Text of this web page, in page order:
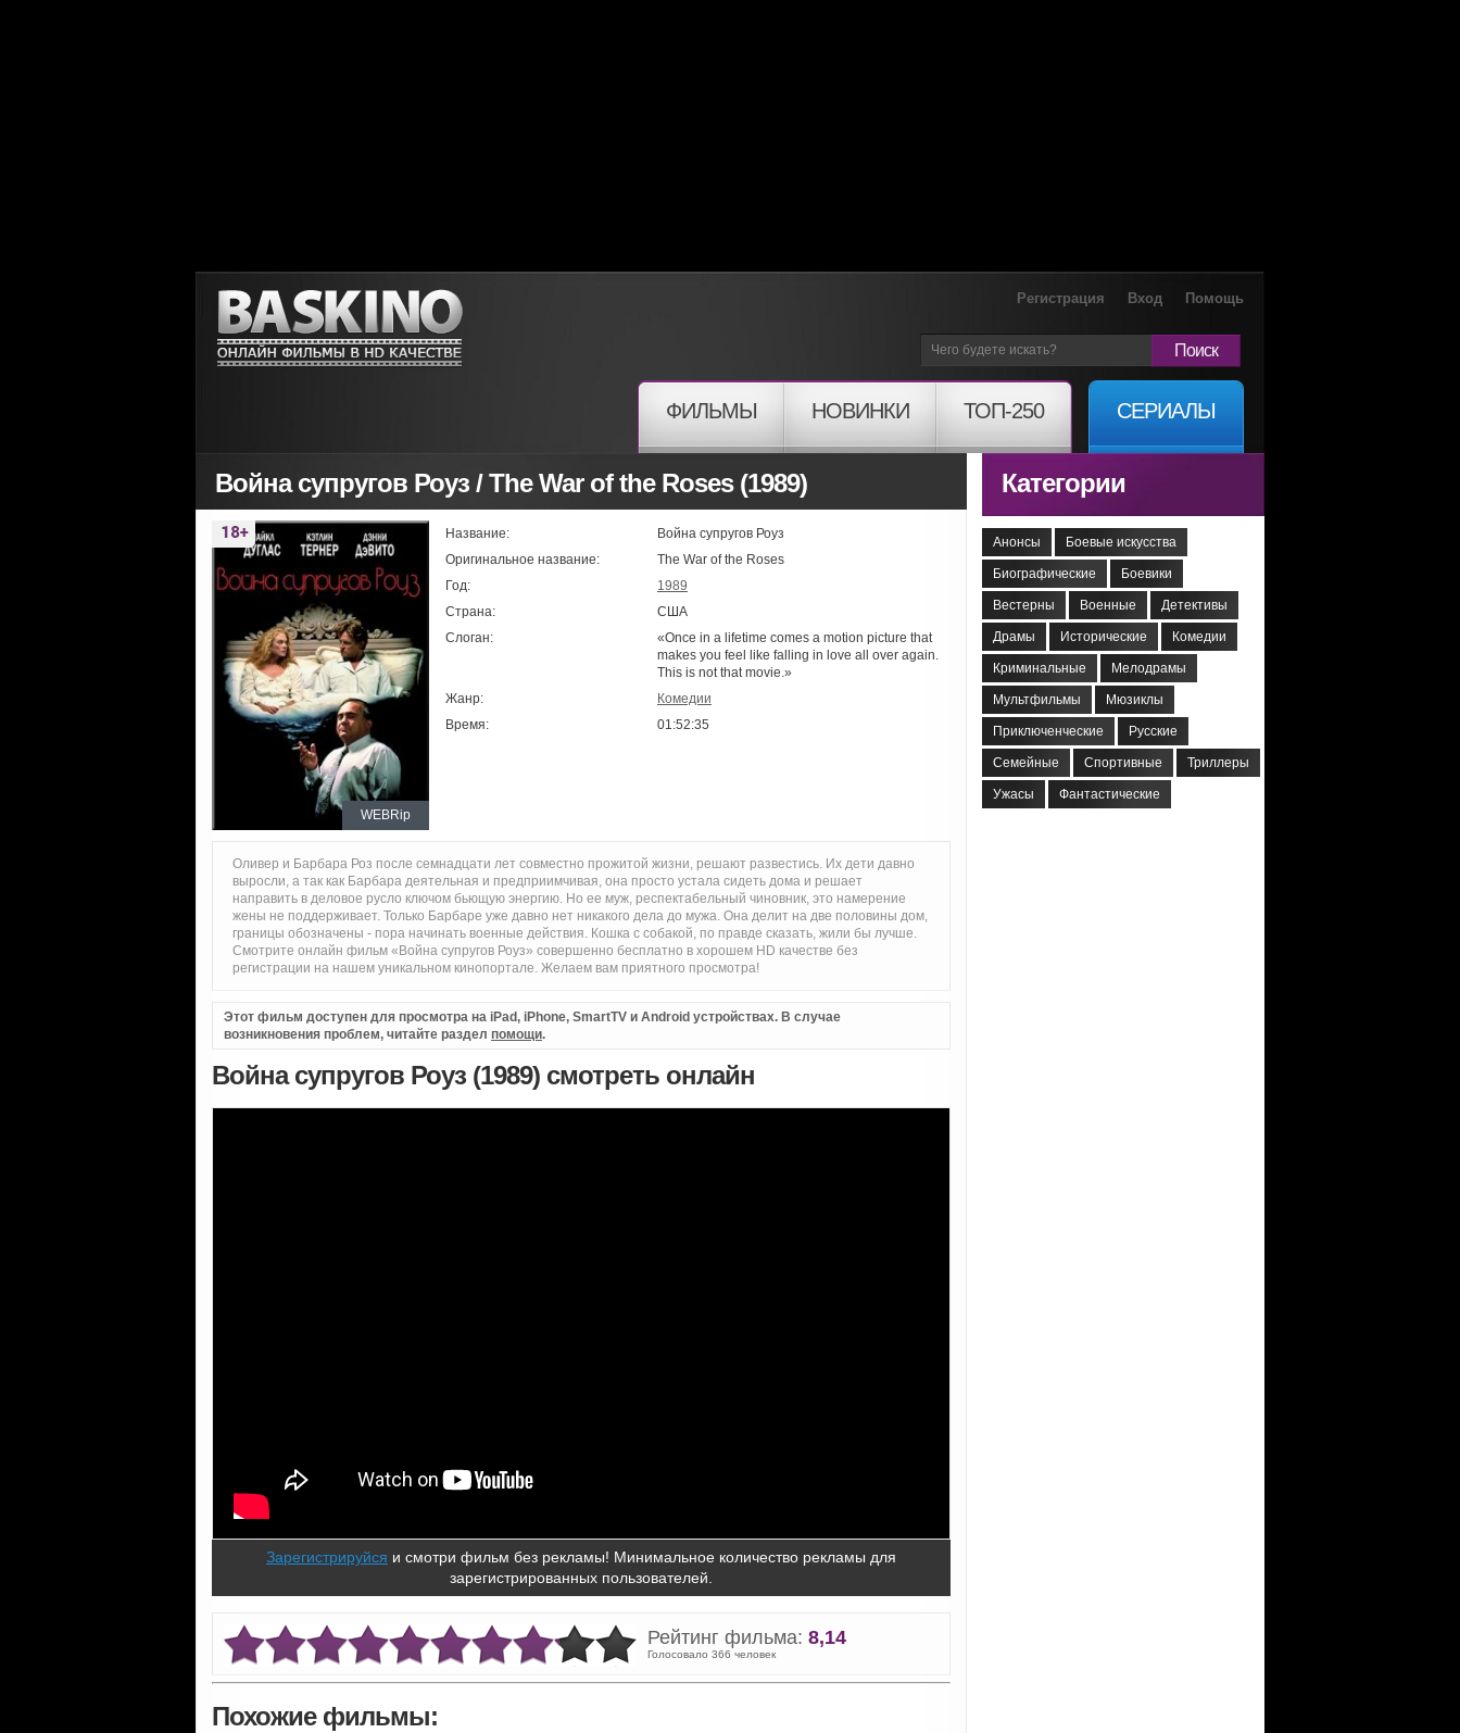
Регистрация Вход Помощь
Поиск
ФИЛЬМЫ НОВИНКИ ТОП-250 СЕРИАЛЫ
Война супругов Роуз / The War of the Roses (1989)
WEBRip
Название:
Война супругов Роуз
Оригинальное название:
The War of the Roses
Год:
1989
Страна:
США
Слоган:
«Once in a lifetime comes a motion picture that
makes you feel like falling in love all over again.
This is not that movie.»
Жанр:
Комедии
Время:
01:52:35
Оливер и Барбара Роз после семнадцати лет совместно прожитой жизни, решают развестись. Их дети давно
выросли, а так как Барбара деятельная и предприимчивая, она просто устала сидеть дома и решает
направить в деловое русло ключом бьющую энергию. Но ее муж, респектабельный чиновник, это намерение
жены не поддерживает. Только Барбаре уже давно нет никакого дела до мужа. Она делит на две половины дом,
границы обозначены - пора начинать военные действия. Кошка с собакой, по правде сказать, жили бы лучше.
Смотрите онлайн фильм «Война супругов Роуз» совершенно бесплатно в хорошем HD качестве без
регистрации на нашем уникальном кинопортале. Желаем вам приятного просмотра!
Этот фильм доступен для просмотра на iPad, iPhone, SmartTV и Android устройствах. В случае
возникновения проблем, читайте раздел помощи.
Война супругов Роуз (1989) смотреть онлайн
Зарегистрируйся и смотри фильм без рекламы! Минимальное количество рекламы для
зарегистрированных пользователей.
Рейтинг фильма: 8,14
Голосовало 366 человек
Похожие фильмы:
Категории
Анонсы Боевые искусства
Биографические Боевики
Вестерны Военные Детективы
Драмы Исторические Комедии
Криминальные Мелодрамы
Мультфильмы Мюзиклы
Приключенческие Русские
Семейные Спортивные Триллеры
Ужасы Фантастические